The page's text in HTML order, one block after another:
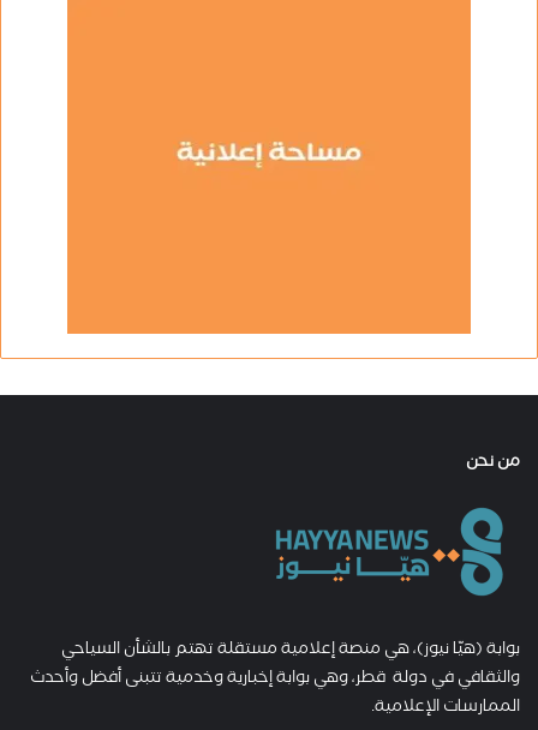
من نحن
بوابة (هيّا نيوز)، هي منصة إعلامية مستقلة تهتم بالشأن السياحي
والثقافي في دولة قطر، وهي بوابة إخبارية وخدمية تتبنى أفضل وأحدث
الممارسات الإعلامية.